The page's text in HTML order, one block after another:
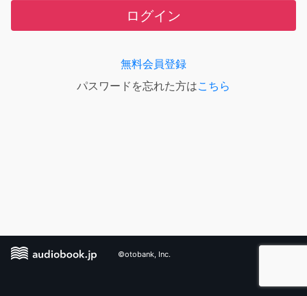
ログイン
無料会員登録
パスワードを忘れた方はこちら
©otobank, Inc.